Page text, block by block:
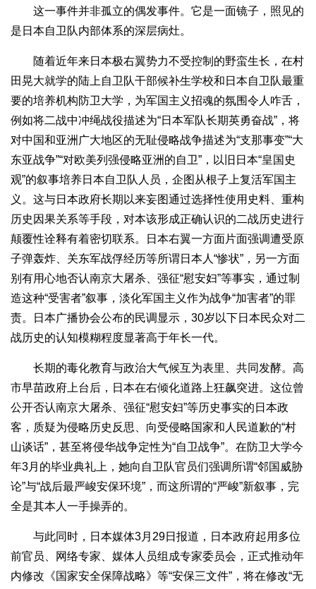
这一事件并非孤立的偶发事件。它是一面镜子，照见的
是日本自卫队内部体系的深层病灶。
随着近年来日本极右翼势力不受控制的野蛮生长，在村
田晃大就学的陆上自卫队干部候补生学校和日本自卫队最重
要的培养机构防卫大学，为军国主义招魂的氛围令人咋舌，
例如将二战中冲绳战役描述为“日本军队长期英勇奋战”，将
对中国和亚洲广大地区的无耻侵略战争描述为“支那事变”“大
东亚战争”“对欧美列强侵略亚洲的自卫”，以旧日本“皇国史
观”的叙事培养日本自卫队人员，企图从根子上复活军国主
义。这与日本政府长期以来妄图通过选择性使用史料、重构
历史因果关系等手段，对本该形成正确认识的二战历史进行
颠覆性诠释有着密切联系。日本右翼一方面片面强调遭受原
子弹轰炸、关东军战俘经历等所谓日本人“惨状”，另一方面
别有用心地否认南京大屠杀、强征“慰安妇”等事实，通过制
造这种“受害者”叙事，淡化军国主义作为战争“加害者”的罪
责。日本广播协会公布的民调显示，30岁以下日本民众对二
战历史的认知模糊程度显著高于年长一代。
长期的毒化教育与政治大气候互为表里、共同发酵。高
市早苗政府上台后，日本在右倾化道路上狂飙突进。这位曾
公开否认南京大屠杀、强征“慰安妇”等历史事实的日本政
客，质疑为侵略历史反思、向受侵略国家和人民道歉的“村
山谈话”，甚至将侵华战争定性为“自卫战争”。在防卫大学今
年3月的毕业典礼上，她向自卫队官员们强调所谓“邻国威胁
论”与“战后最严峻安保环境”，而这所谓的“严峻”新叙事，完
全是其本人一手操弄的。
与此同时，日本媒体3月29日报道，日本政府起用多位
前官员、网络专家、媒体人员组成专家委员会，正式推动年
内修改《国家安全保障战略》等“安保三文件”，将在修改“无